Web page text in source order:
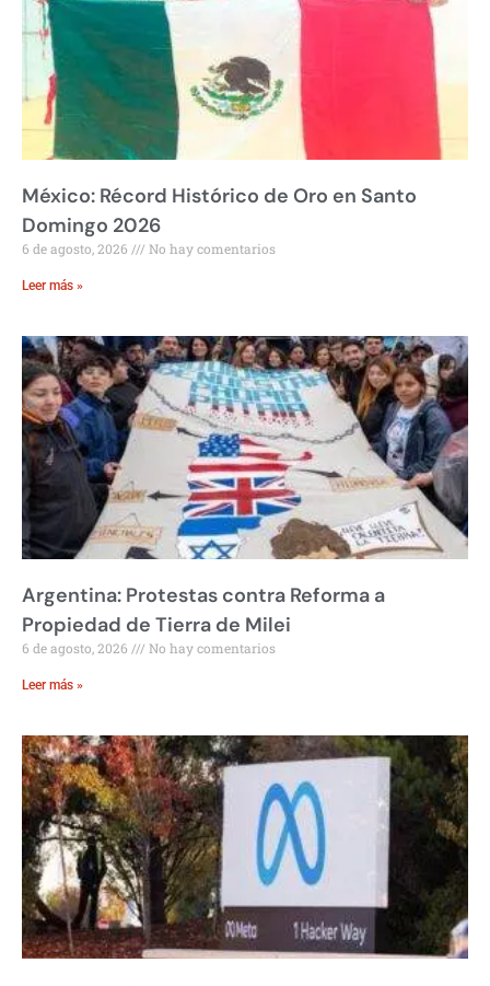
México: Récord Histórico de Oro en Santo
Domingo 2026
6 de agosto, 2026 No hay comentarios
Leer más »
Argentina: Protestas contra Reforma a
Propiedad de Tierra de Milei
6 de agosto, 2026 No hay comentarios
Leer más »